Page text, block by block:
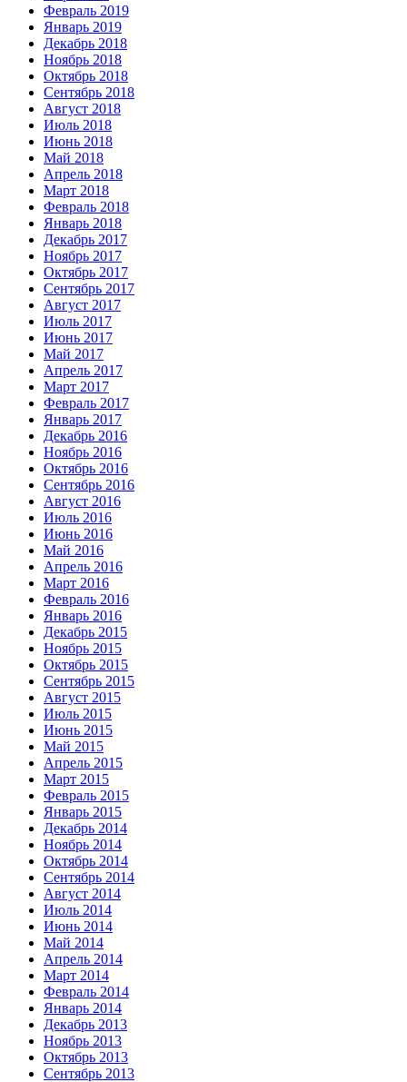
Февраль 2019
Январь 2019
Декабрь 2018
Ноябрь 2018
Октябрь 2018
Сентябрь 2018
Август 2018
Июль 2018
Июнь 2018
Май 2018
Апрель 2018
Март 2018
Февраль 2018
Январь 2018
Декабрь 2017
Ноябрь 2017
Октябрь 2017
Сентябрь 2017
Август 2017
Июль 2017
Июнь 2017
Май 2017
Апрель 2017
Март 2017
Февраль 2017
Январь 2017
Декабрь 2016
Ноябрь 2016
Октябрь 2016
Сентябрь 2016
Август 2016
Июль 2016
Июнь 2016
Май 2016
Апрель 2016
Март 2016
Февраль 2016
Январь 2016
Декабрь 2015
Ноябрь 2015
Октябрь 2015
Сентябрь 2015
Август 2015
Июль 2015
Июнь 2015
Май 2015
Апрель 2015
Март 2015
Февраль 2015
Январь 2015
Декабрь 2014
Ноябрь 2014
Октябрь 2014
Сентябрь 2014
Август 2014
Июль 2014
Июнь 2014
Май 2014
Апрель 2014
Март 2014
Февраль 2014
Январь 2014
Декабрь 2013
Ноябрь 2013
Октябрь 2013
Сентябрь 2013